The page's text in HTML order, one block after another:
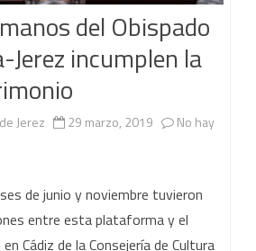
del Obispado
Jerez incumplen la
Jerez 29 marzo, 2019
No hay
de junio y noviembre tuvieron
entre esta plataforma y el
Cádiz de la Consejería de Cultura